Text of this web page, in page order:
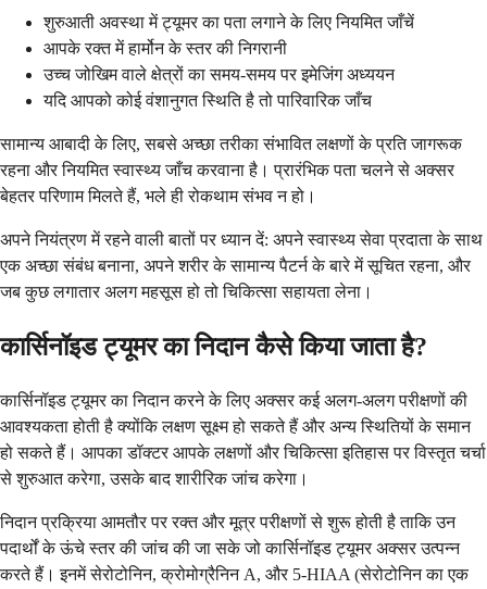
शुरुआती अवस्था में ट्यूमर का पता लगाने के लिए नियमित जाँचें
आपके रक्त में हार्मोन के स्तर की निगरानी
उच्च जोखिम वाले क्षेत्रों का समय-समय पर इमेजिंग अध्ययन
यदि आपको कोई वंशानुगत स्थिति है तो पारिवारिक जाँच
सामान्य आबादी के लिए, सबसे अच्छा तरीका संभावित लक्षणों के प्रति जागरूक
रहना और नियमित स्वास्थ्य जाँच करवाना है। प्रारंभिक पता चलने से अक्सर
बेहतर परिणाम मिलते हैं, भले ही रोकथाम संभव न हो।
अपने नियंत्रण में रहने वाली बातों पर ध्यान दें: अपने स्वास्थ्य सेवा प्रदाता के साथ
एक अच्छा संबंध बनाना, अपने शरीर के सामान्य पैटर्न के बारे में सूचित रहना, और
जब कुछ लगातार अलग महसूस हो तो चिकित्सा सहायता लेना।
कार्सिनॉइड ट्यूमर का निदान कैसे किया जाता है?
कार्सिनॉइड ट्यूमर का निदान करने के लिए अक्सर कई अलग-अलग परीक्षणों की
आवश्यकता होती है क्योंकि लक्षण सूक्ष्म हो सकते हैं और अन्य स्थितियों के समान
हो सकते हैं। आपका डॉक्टर आपके लक्षणों और चिकित्सा इतिहास पर विस्तृत चर्चा
से शुरुआत करेगा, उसके बाद शारीरिक जांच करेगा।
निदान प्रक्रिया आमतौर पर रक्त और मूत्र परीक्षणों से शुरू होती है ताकि उन
पदार्थों के ऊंचे स्तर की जांच की जा सके जो कार्सिनॉइड ट्यूमर अक्सर उत्पन्न
करते हैं। इनमें सेरोटोनिन, क्रोमोग्रैनिन A, और 5-HIAA (सेरोटोनिन का एक